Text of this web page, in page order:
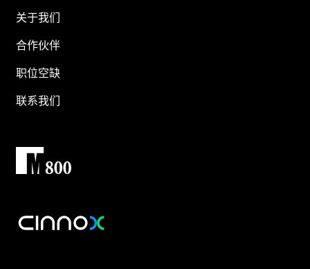
关于我们
合作伙伴
职位空缺
联系我们